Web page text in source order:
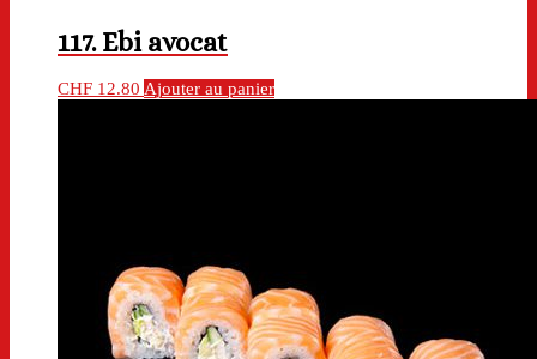
117. Ebi avocat
CHF 12.80 Ajouter au panier